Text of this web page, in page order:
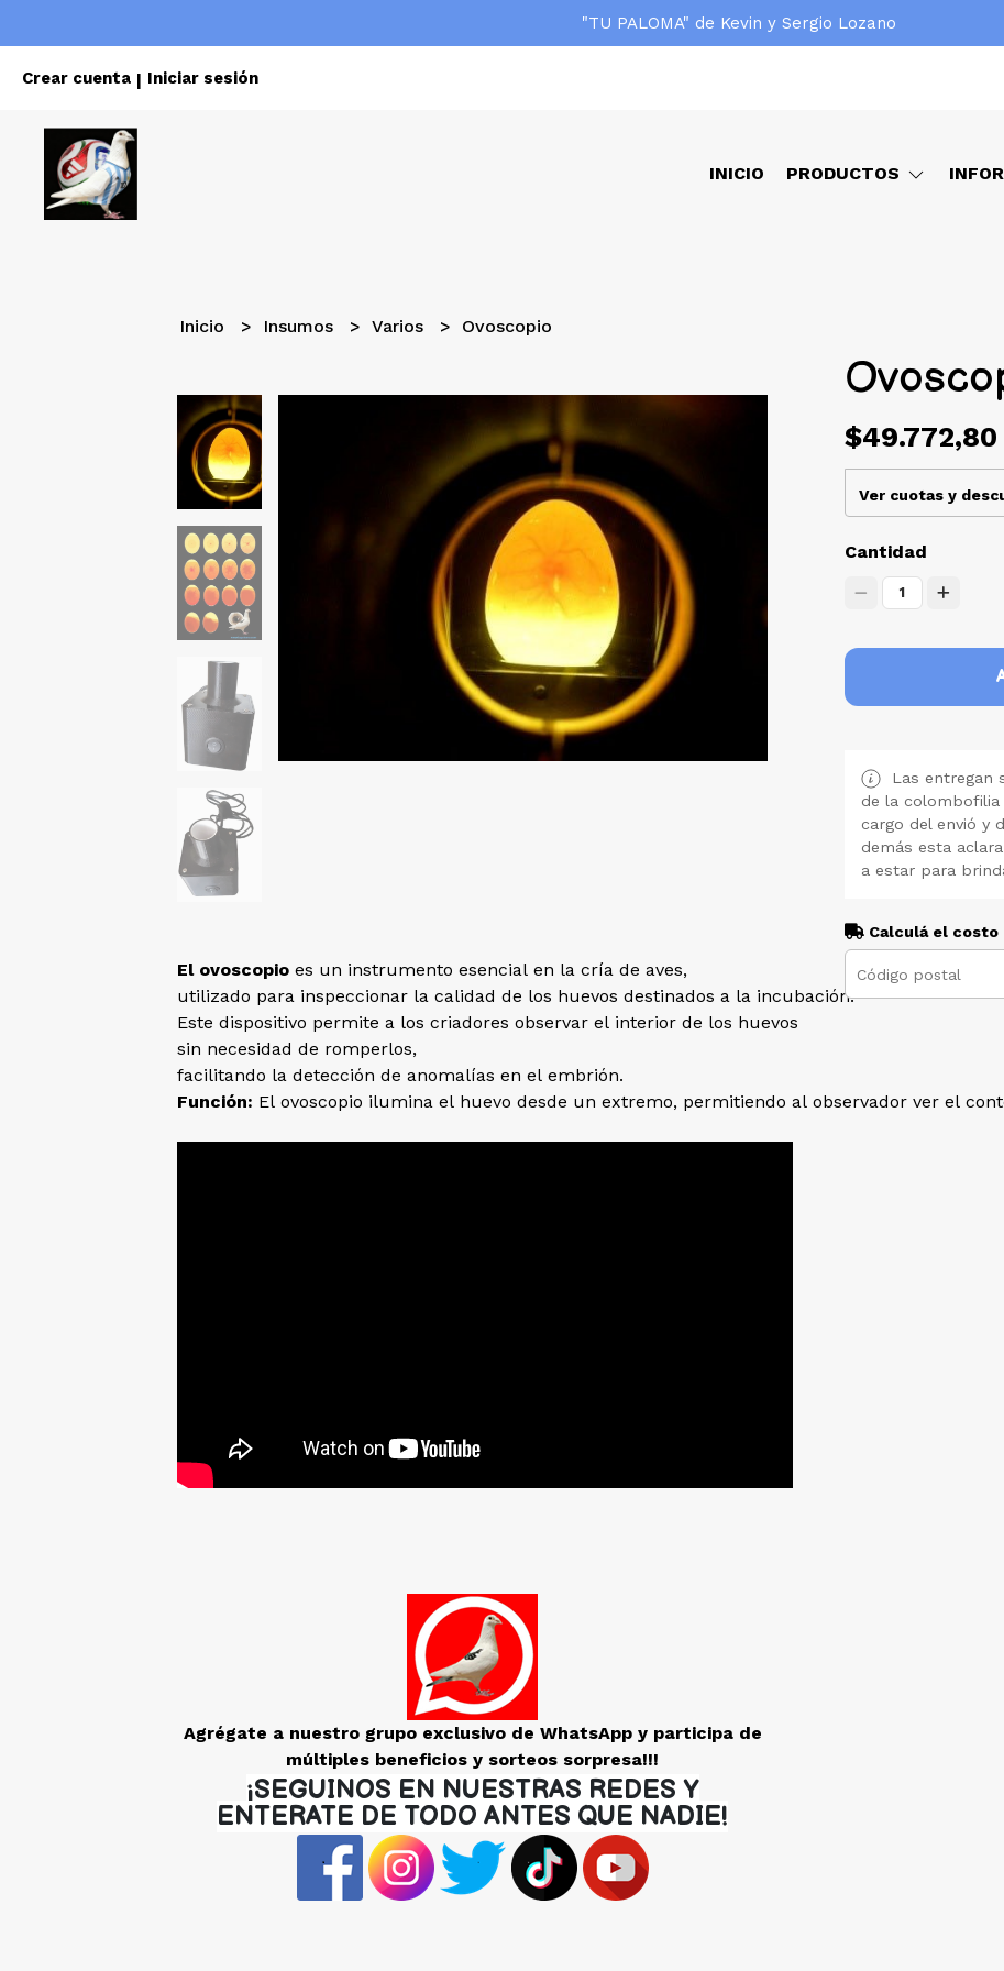
"TU PALOMA" de Kevin y Sergio Lozano
Crear cuenta | Iniciar sesión
INICIO PRODUCTOS
Inicio Insumos Varios Ovoscopio
El ovoscopioes un instrumento esencial en la cría de aves,
utilizado para inspeccionar la calidad de los huevos destinados a la incubación.
Este dispositivo permite a los criadores observar el interior de los huevos
sin necesidad de romperlos,
facilitando la detección de anomalías en el embrión.
Función: El ovoscopio ilumina el huevo desde un extremo, permitiendo al observador ver el
Agrégate a nuestro grupo exclusivo de WhatsApp y participa de
múltiples beneficios y sorteos sorpresa!!!
¡SEGUINOS EN NUESTRAS REDES Y
ENTERATE DE TODO ANTES QUE NADIE!
$49.772,80
Ver cuotas y
Cantidad
1
Las entregan
de la colombofilia
cargo del envió y
demás esta
a estar para
Calculá el costo